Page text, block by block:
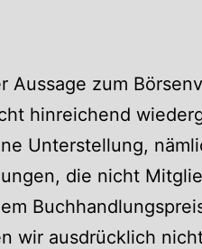
Aussage zum
hinreichend
Unterstellung,
die nicht
wir ausdrücklich